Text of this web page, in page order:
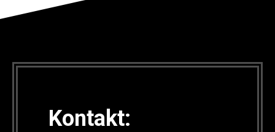
Kontakt: